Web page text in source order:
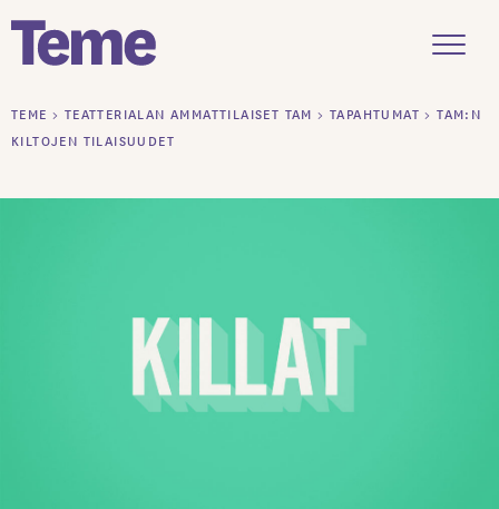
Siirry
sisältöön
TEME > TEATTERIALAN AMMATTILAISET TAM >TAPAHTUMAT >TAM:N
KILTOJEN TILAISUUDET